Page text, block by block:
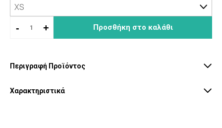
- + Προσθήκη στο καλάθι
Περιγραφή Προϊόντος
Χαρακτηριστικά